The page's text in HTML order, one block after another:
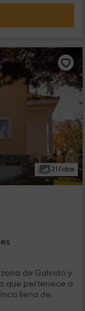
21 Fotos
de Galindo y
que pertenece a
llena de...